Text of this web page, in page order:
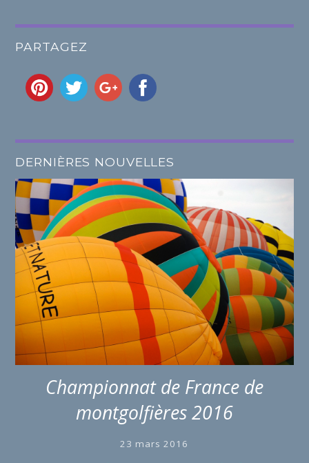
PARTAGEZ
DERNIÈRES NOUVELLES
Championnat de France de
montgolfières 2016
23 mars 2016